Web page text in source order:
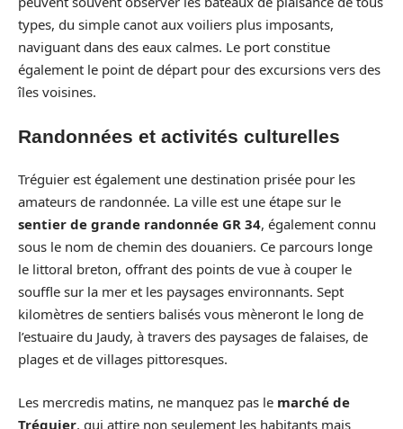
types, du simple canot aux voiliers plus imposants,
naviguant dans des eaux calmes. Le port constitue
également le point de départ pour des excursions vers des
îles voisines.
Randonnées et activités culturelles
Tréguier est également une destination prisée pour les
amateurs de randonnée. La ville est une étape sur le
sentier de grande randonnée GR 34, également connu
sous le nom de chemin des douaniers. Ce parcours longe
le littoral breton, offrant des points de vue à couper le
souffle sur la mer et les paysages environnants. Sept
kilomètres de sentiers balisés vous mèneront le long de
l’estuaire du Jaudy, à travers des paysages de falaises, de
plages et de villages pittoresques.
Les mercredis matins, ne manquez pas le marché de
Tréguier, qui attire non seulement les habitants mais